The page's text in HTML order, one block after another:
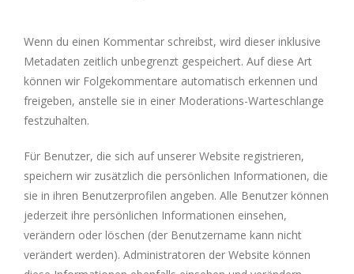
Wenn du einen Kommentar schreibst, wird dieser inklusive
Metadaten zeitlich unbegrenzt gespeichert. Auf diese Art
können wir Folgekommentare automatisch erkennen und
freigeben, anstelle sie in einer Moderations-Warteschlange
festzuhalten.
Für Benutzer, die sich auf unserer Website registrieren,
speichern wir zusätzlich die persönlichen Informationen, die
sie in ihren Benutzerprofilen angeben. Alle Benutzer können
jederzeit ihre persönlichen Informationen einsehen,
verändern oder löschen (der Benutzername kann nicht
verändert werden). Administratoren der Website können